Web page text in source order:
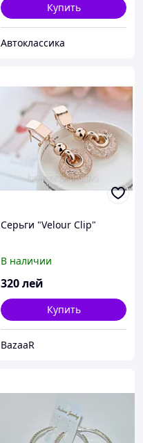
Купить
Автоклассика
Серьги "Velour Clip"
В наличии
320лей
Купить
BazaaR